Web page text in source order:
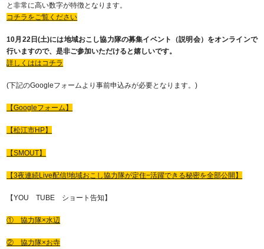
と非常に高い数字が特徴となります。
コチラをご覧ください
10月22日(土)には地域おこし協力隊の募集イベント（説明会）をオンラインで
行いますので、是非ご参加いただけると嬉しいです。
詳しくははコチラ
(下記のGoogleフォームより事前申込みが必要となります。)
【Googleフォーム】
【松江市HP】
【SMOUT】
【3夜連続Live配信!地域おこし協力隊が定住−活躍できる秘密を全部公開】
【YOU TUBE ショート告知】
① 協力隊×水辺
② 協力隊×お寺